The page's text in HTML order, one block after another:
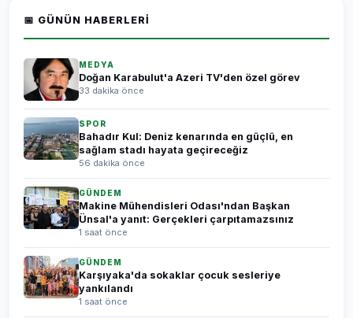
📅 GÜNÜN HABERLERI
MEDYA
Doğan Karabulut'a Azeri TV'den özel görev
33 dakika önce
SPOR
Bahadır Kul: Deniz kenarında en güçlü, en
sağlam stadı hayata geçireceğiz
56 dakika önce
GÜNDEM
Makine Mühendisleri Odası'ndan Başkan
Ünsal'a yanıt: Gerçekleri çarpıtamazsınız
1 saat önce
GÜNDEM
Karşıyaka'da sokaklar çocuk sesleriye
yankılandı
1 saat önce